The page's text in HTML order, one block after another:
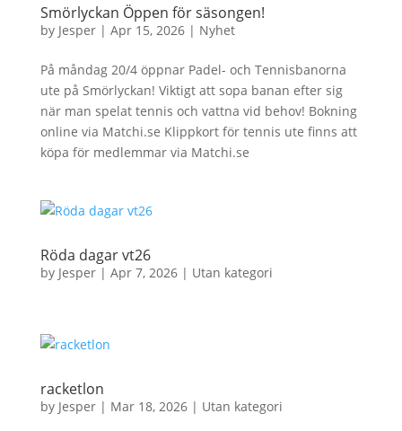
Smörlyckan Öppen för säsongen!
by Jesper| Apr 15, 2026| Nyhet
På måndag 20/4 öppnar Padel- och Tennisbanorna
ute på Smörlyckan! Viktigt att sopa banan efter sig
när man spelat tennis och vattna vid behov! Bokning
online via Matchi.se Klippkort för tennis ute finns att
köpa för medlemmar via Matchi.se
Röda dagar vt26
by Jesper| Apr 7, 2026| Utan kategori
racketlon
by Jesper| Mar 18, 2026| Utan kategori